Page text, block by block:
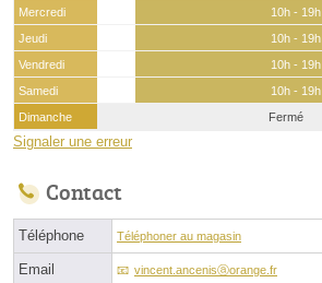
Mercredi
10h - 19h
Jeudi
10h - 19h
Vendredi
10h - 19h
Samedi
10h - 19h
Dimanche
Fermé
Signaler une erreur
Contact
Téléphone Téléphoner au magasin
Email vincent.ancenisⓐorange.fr